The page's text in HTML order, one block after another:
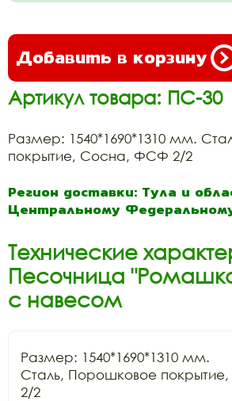
Добавить в корзину
Артикул товара: ПС-30
Размер: 1540*1690*1310 мм.
покрытие, Сосна, ФСФ 2/2
Регион доставки: Тула и
Центральному
Технические
Песочница
с навесом
Размер: 1540*1690*1310 мм.
Сталь, Порошковое
2/2